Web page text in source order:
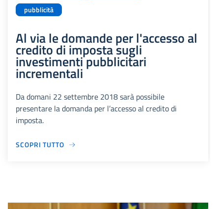
pubblicità
Al via le domande per l'accesso al
credito di imposta sugli
investimenti pubblicitari
incrementali
Da domani 22 settembre 2018 sarà possibile
presentare la domanda per l’accesso al credito di
imposta.
SCOPRI TUTTO